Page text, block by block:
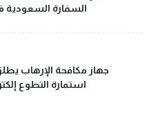
السفارة السعودية
جهاز مكافحة الإرهاب
استمارة التطوع